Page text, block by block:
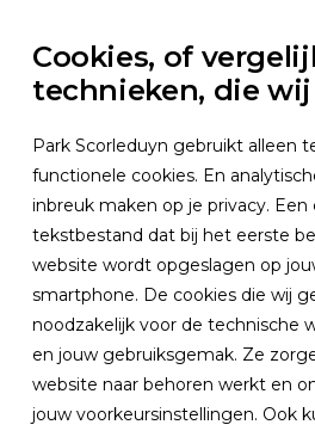
Cookies, of
technieken, die
Park Scorleduyn gebruikt alleen
functionele cookies. En
inbreuk maken op je privacy. Een
tekstbestand dat bij het eerste
website wordt opgeslagen op
smartphone. De cookies die wij
noodzakelijk voor de technische
en jouw gebruiksgemak. Ze
website naar behoren werkt en
jouw voorkeursinstellingen. Ook